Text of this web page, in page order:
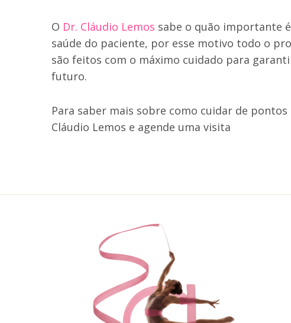
O Dr. Cláudio Lemos sabe o quão importante
saúde do paciente, por esse motivo todo o
são feitos com o máximo cuidado para
futuro.
Para saber mais sobre como cuidar de
Cláudio Lemos e agende uma visita